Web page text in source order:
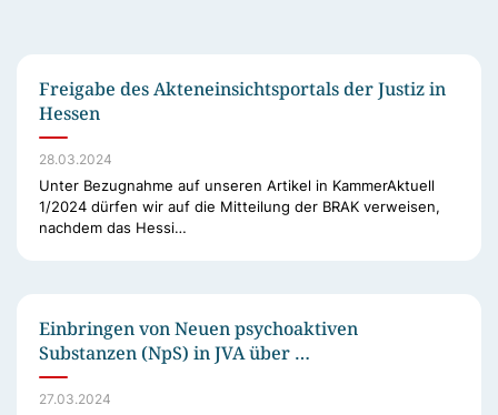
Freigabe des Akteneinsichtsportals der Justiz in
Hessen
28.03.2024
Unter Bezugnahme auf unseren Artikel in KammerAktuell
1/2024 dürfen wir auf die Mitteilung der BRAK verweisen,
nachdem das Hessi…
Einbringen von Neuen psychoaktiven
Substanzen (NpS) in JVA über …
27.03.2024